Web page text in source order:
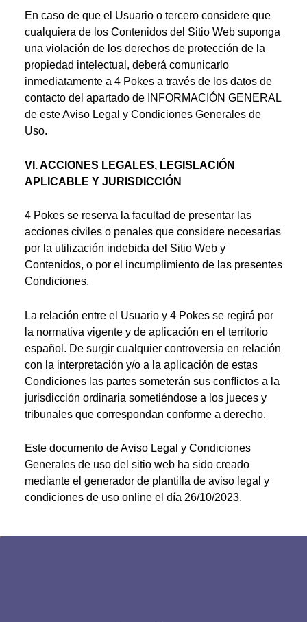
En caso de que el Usuario o tercero considere que
cualquiera de los Contenidos del Sitio Web suponga
una violación de los derechos de protección de la
propiedad intelectual, deberá comunicarlo
inmediatamente a 4 Pokes a través de los datos de
contacto del apartado de INFORMACIÓN GENERAL
de este Aviso Legal y Condiciones Generales de
Uso.
VI. ACCIONES LEGALES, LEGISLACIÓN
APLICABLE Y JURISDICCIÓN
4 Pokes se reserva la facultad de presentar las
acciones civiles o penales que considere necesarias
por la utilización indebida del Sitio Web y
Contenidos, o por el incumplimiento de las presentes
Condiciones.
La relación entre el Usuario y 4 Pokes se regirá por
la normativa vigente y de aplicación en el territorio
español. De surgir cualquier controversia en relación
con la interpretación y/o a la aplicación de estas
Condiciones las partes someterán sus conﬂictos a la
jurisdicción ordinaria sometiéndose a los jueces y
tribunales que correspondan conforme a derecho.
Este documento de Aviso Legal y Condiciones
Generales de uso del sitio web ha sido creado
mediante el generador de plantilla de aviso legal y
condiciones de uso online el día 26/10/2023.